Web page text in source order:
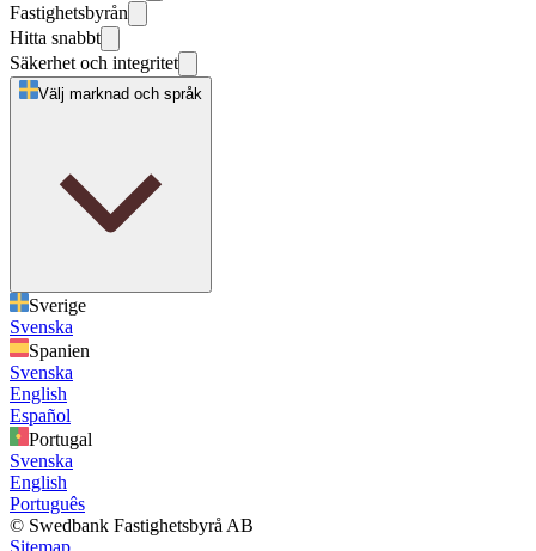
Fastighetsbyrån
Hitta snabbt
Säkerhet och integritet
Välj marknad och språk
Sverige
Svenska
Spanien
Svenska
English
Español
Portugal
Svenska
English
Português
© Swedbank Fastighetsbyrå AB